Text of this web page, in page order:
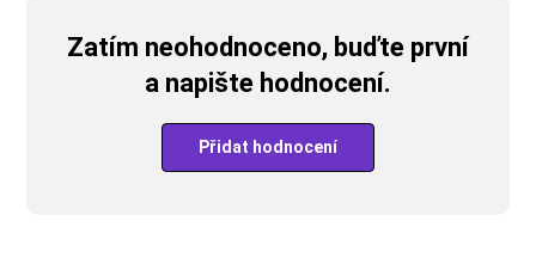
Zatím neohodnoceno, buďte první
a napište hodnocení.
Přidat hodnocení